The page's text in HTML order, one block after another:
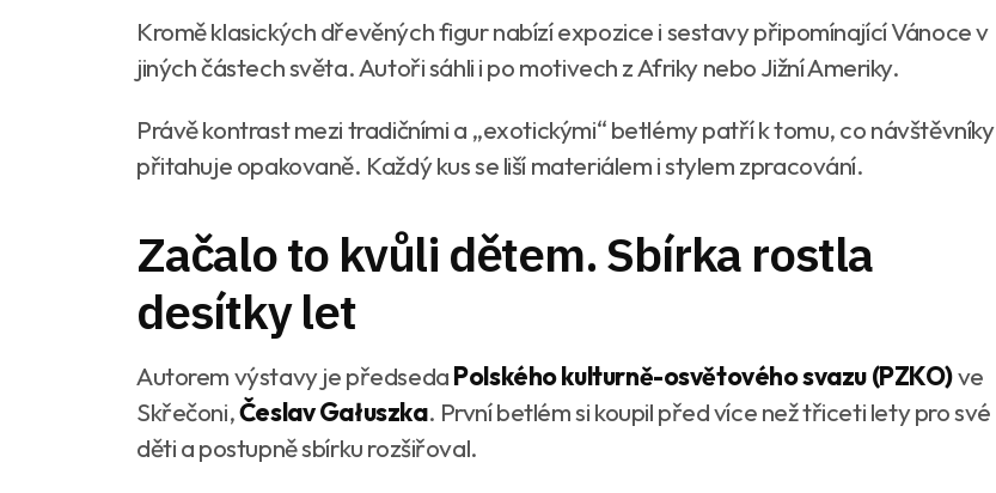
Kromě klasických dřevěných figur nabízí expozice i sestavy připomínající Vánoce v
jiných částech světa. Autoři sáhli i po motivech z Afriky nebo Jižní Ameriky.
Právě kontrast mezi tradičními a „exotickými“ betlémy patří k tomu, co návštěvníky
přitahuje opakovaně. Každý kus se liší materiálem i stylem zpracování.
Začalo to kvůli dětem. Sbírka rostla
desítky let
Autorem výstavy je předsedaPolského kulturně-osvětového svazu (PZKO)ve
Skřečoni,Česlav Gałuszka. První betlém si koupil před více než třiceti lety pro své
děti a postupně sbírku rozšiřoval.